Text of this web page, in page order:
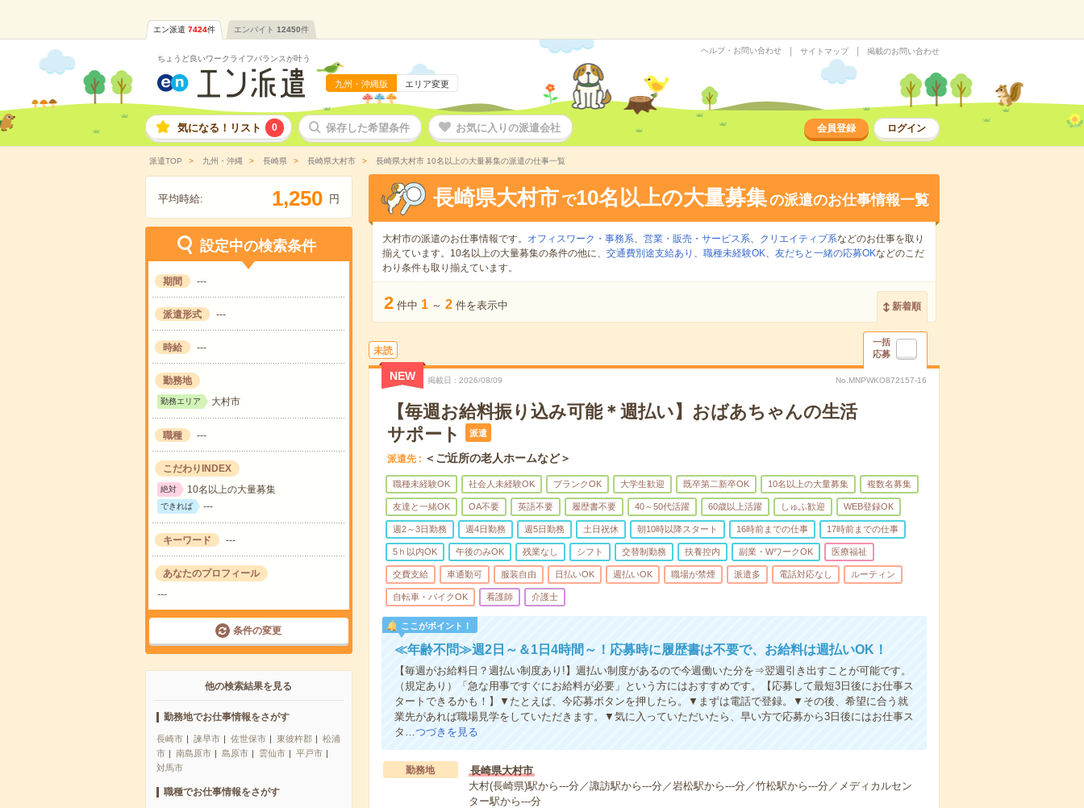
エン派遣 7424件 エンバイト 12450件
ちょうど良いワークライフバランスが叶う
九州・沖縄版 エリア変更
ヘルプ・お問い合わせ サイトマップ 掲載のお問い合わせ
気になる！リスト 0 保存した希望条件 お気に入りの派遣会社 会員登録 ログイン
派遣TOP 九州・沖縄 長崎県 長崎県大村市 長崎県大村市 10名以上の大量募集の派遣の仕事一覧
平均時給: 1,250 円
設定中の検索条件
期間 ---
派遣形式 ---
時給 ---
勤務地
勤務エリア 大村市
職種 ---
こだわりINDEX
絶対 10名以上の大量募集
できれば ---
キーワード ---
あなたのプロフィール
---
条件の変更
他の検索結果を見る
勤務地でお仕事情報をさがす
長崎市 諫早市 佐世保市 東彼杵郡
松浦
市
南島原市 島原市 雲仙市
平戸市
対馬市
職種でお仕事情報をさがす
長崎県大村市 で10名以上の大量募集の派遣のお仕事情報一覧
大村市の派遣のお仕事情報です。 オフィスワーク・事務系、 営業・販売・サービス系、 クリエイティブ系などのお仕事を取り
揃えています。10名以上の大量募集の条件の他に、 交通費別途支給あり 、 職種未経験OK、 友だちと一緒の応募OKなどのこだ
わり条件も取り揃えています。
2 件中 1 ～ 2 件を表示中 新着順
未読
一括
応募
NEW 掲載日 2026/08/09 No.MNPWKO872157-16
【毎週お給料振り込み可能＊週払い】おばあちゃんの生活
サポート
派遣
派遣先 ＜ご近所の老人ホームなど＞
職種未経験OK 社会人未経験OK ブランクOK 大学生歓迎 既卒第二新卒OK 10名以上の大量募集 複数名募集
友達と一緒OK OA不要 英語不要 履歴書不要 40～50代活躍 60歳以上活躍 しゅふ歓迎 WEB登録OK
週2～3日勤務 週4日勤務 週5日勤務 土日祝休 朝10時以降スタート 16時前までの仕事 17時前までの仕事
5ｈ以内OK 午後のみOK 残業なし シフト 交替制勤務 扶養控内 副業・WワークOK 医療福祉
交費支給 車通勤可 服装自由 日払いOK 週払いOK 職場が禁煙 派遣多 電話対応なし ルーティン
自転車・バイクOK 看護師 介護士
ここがポイント！
≪年齢不問≫週2日～＆1日4時間～！応募時に履歴書は不要で、お給料は週払いOK！
【毎週がお給料日？週払い制度あり!】週払い制度があるので今週働いた分を⇒翌週引き出すことが可能です。
（規定あり）「急な用事ですぐにお給料が必要」という方にはおすすめです。【応募して最短3日後にお仕事ス
タートできるかも！】▼たとえば、今応募ボタンを押したら。▼まずは電話で登録。▼その後、希望に合う就
業先があれば職場見学をしていただきます。▼気に入っていただいたら、早い方で応募から3日後にはお仕事ス
タ…つづきを見る
勤務地
長崎県大村市
大村(長崎県)駅から---分／諏訪駅から---分／岩松駅から---分／竹松駅から---分／メディカルセン
ター駅から---分